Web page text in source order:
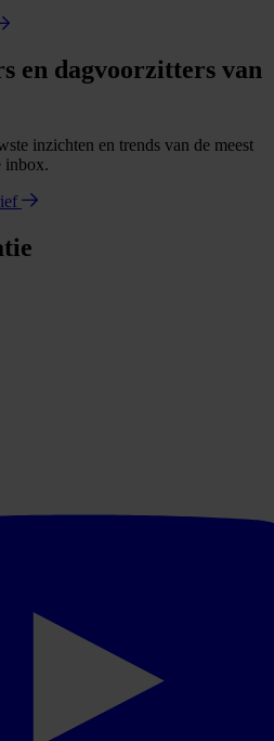
en dagvoorzitters van
inzichten en trends van de meest
inbox.